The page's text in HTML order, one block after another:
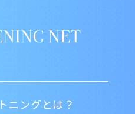
ニングとは？